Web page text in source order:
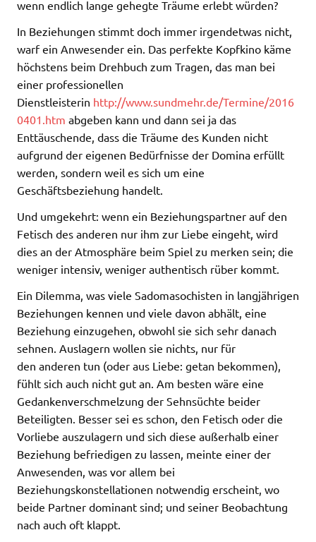
wenn endlich lange gehegte Träume erlebt würden?
In Beziehungen stimmt doch immer irgendetwas nicht,
warf ein Anwesender ein. Das perfekte Kopfkino käme
höchstens beim Drehbuch zum Tragen, das man bei
einer professionellen
Dienstleisterin http://www.sundmehr.de/Termine/2016
0401.htm abgeben kann und dann sei ja das
Enttäuschende, dass die Träume des Kunden nicht
aufgrund der eigenen Bedürfnisse der Domina erfüllt
werden, sondern weil es sich um eine
Geschäftsbeziehung handelt.
Und umgekehrt: wenn ein Beziehungspartner auf den
Fetisch des anderen nur ihm zur Liebe eingeht, wird
dies an der Atmosphäre beim Spiel zu merken sein; die
weniger intensiv, weniger authentisch rüber kommt.
Ein Dilemma, was viele Sadomasochisten in langjährigen
Beziehungen kennen und viele davon abhält, eine
Beziehung einzugehen, obwohl sie sich sehr danach
sehnen. Auslagern wollen sie nichts, nur für
den anderen tun (oder aus Liebe: getan bekommen),
fühlt sich auch nicht gut an. Am besten wäre eine
Gedankenverschmelzung der Sehnsüchte beider
Beteiligten. Besser sei es schon, den Fetisch oder die
Vorliebe auszulagern und sich diese außerhalb einer
Beziehung befriedigen zu lassen, meinte einer der
Anwesenden, was vor allem bei
Beziehungskonstellationen notwendig erscheint, wo
beide Partner dominant sind; und seiner Beobachtung
nach auch oft klappt.